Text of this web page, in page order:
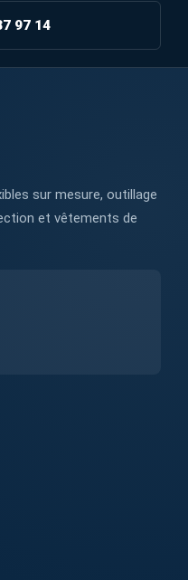
97 14
sur mesure, outillage
et vêtements de